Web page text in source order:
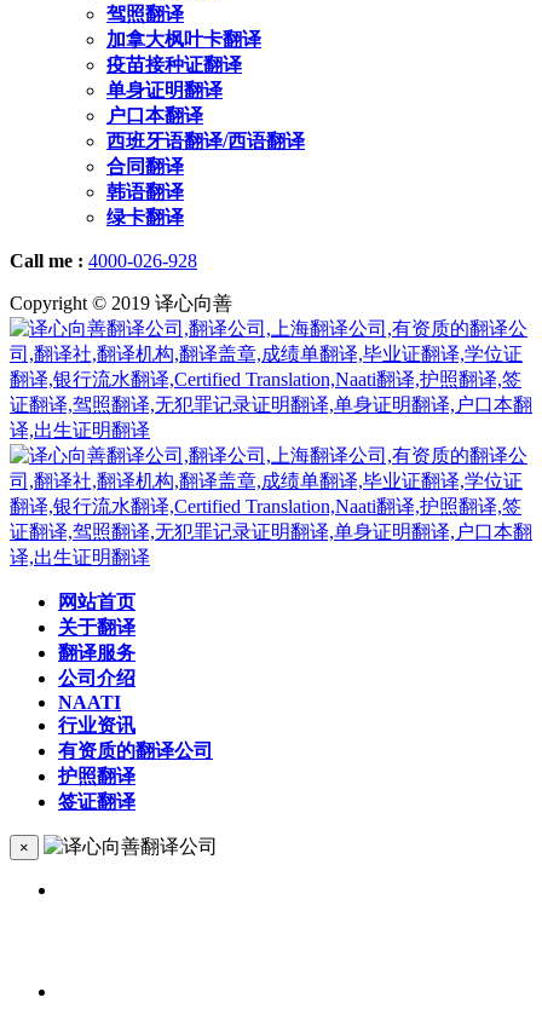
驾照翻译
加拿大枫叶卡翻译
疫苗接种证翻译
单身证明翻译
户口本翻译
西班牙语翻译/西语翻译
合同翻译
韩语翻译
绿卡翻译
Call me : 4000-026-928
Copyright © 2019 译心向善
网站首页
关于翻译
翻译服务
公司介绍
NAATI
行业资讯
有资质的翻译公司
护照翻译
签证翻译
×